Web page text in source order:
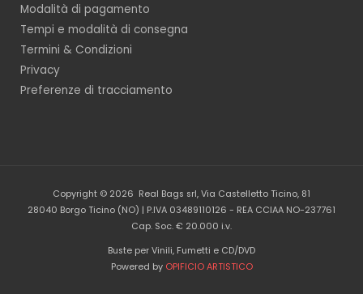
Modalità di pagamento
Tempi e modalità di consegna
Termini & Condizioni
Privacy
Preferenze di tracciamento
Copyright © 2026 Real Bags srl, Via Castelletto Ticino, 81
28040 Borgo Ticino (NO) | P.IVA 03489110126 - REA CCIAA NO-237761
Cap. Soc. € 20.000 i.v.
Buste per Vinili, Fumetti e CD/DVD
Powered by OPIFICIO ARTISTICO